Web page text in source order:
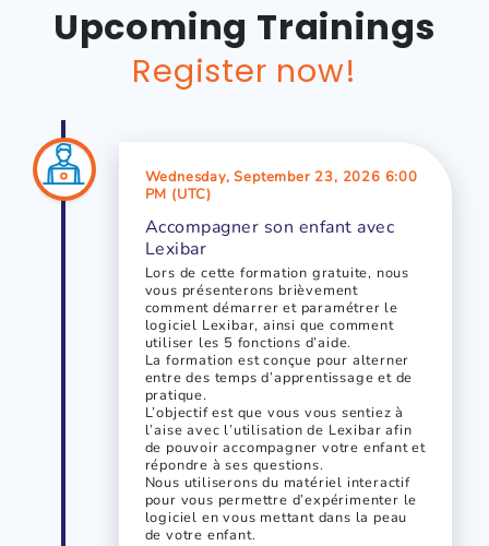
Upcoming Trainings
Register now!
Wednesday, September 23, 2026 6:00
PM (UTC)
Accompagner son enfant avec
Lexibar
Lors de cette formation gratuite, nous
vous présenterons brièvement
comment démarrer et paramétrer le
logiciel Lexibar, ainsi que comment
utiliser les 5 fonctions d’aide.
La formation est conçue pour alterner
entre des temps d’apprentissage et de
pratique.
L’objectif est que vous vous sentiez à
l’aise avec l’utilisation de Lexibar afin
de pouvoir accompagner votre enfant et
répondre à ses questions.
Nous utiliserons du matériel interactif
pour vous permettre d’expérimenter le
logiciel en vous mettant dans la peau
de votre enfant.